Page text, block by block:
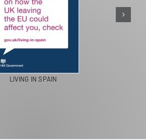
PASEOS EN CAMELLO